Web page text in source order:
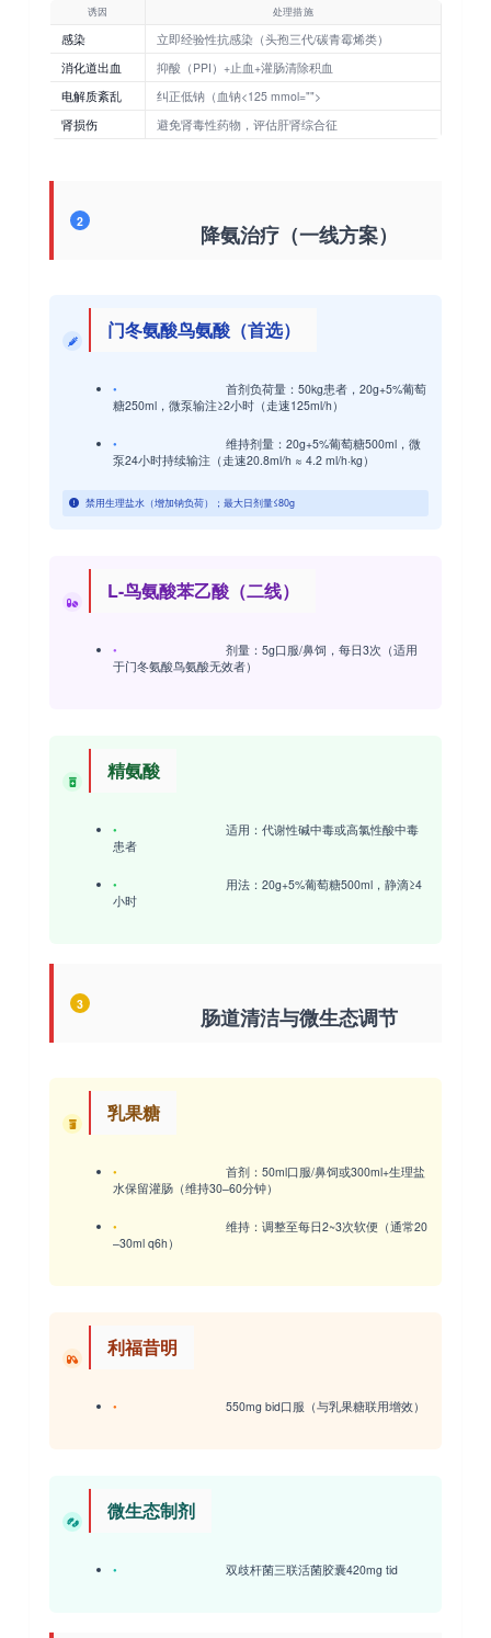
诱因 处理措施
感染
立即经验性抗感染（头孢三代/碳青霉烯类）
消化道出血
抑酸（PPI）+止血+灌肠清除积血
电解质紊乱
纠正低钠（血钠<125 mmol="">
肾损伤
避免肾毒性药物，评估肝肾综合征
2 降氨治疗（一线方案）
门冬氨酸鸟氨酸（首选）
• 首剂负荷量 ：50kg患者，20g+5%葡萄
糖250ml，微泵输注≥2小时（走速125ml/h）
• 维持剂量 ：20g+5%葡萄糖500ml，微
泵24小时持续输注（走速20.8ml/h ≈ 4.2 ml/h·kg）
禁用生理盐水（增加钠负荷）；最大日剂量≤80g
L-鸟氨酸苯乙酸（二线）
• 剂量 ：5g口服/鼻饲，每日3次（适用
于门冬氨酸鸟氨酸无效者）
精氨酸
• 适用 ：代谢性碱中毒或高氯性酸中毒
患者
• 用法 ：20g+5%葡萄糖500ml，静滴≥4
小时
3 肠道清洁与微生态调节
乳果糖
• 首剂 ：50ml口服/鼻饲或300ml+生理盐
水保留灌肠（维持30–60分钟）
• 维持 ：调整至每日2~3次软便（通常20
–30ml q6h）
利福昔明
• 550mg bid口服（与乳果糖联用增效）
微生态制剂
• 双歧杆菌三联活菌胶囊420mg tid